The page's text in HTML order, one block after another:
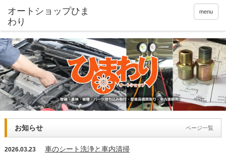
menu
お知らせ ページ一覧
2026.03.23 車のシート洗浄と車内清掃